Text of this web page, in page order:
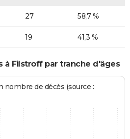
27 58,7 %
19 41,3 %
à Filstroff par tranche d'âges
nombre de décès (source :